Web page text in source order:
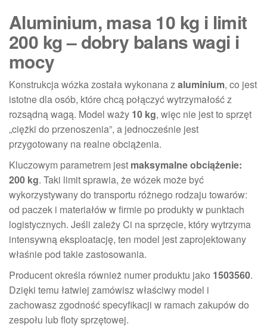
Aluminium, masa 10 kg i limit
200 kg – dobry balans wagi i
mocy
Konstrukcja wózka została wykonana zaluminium, co jest
istotne dla osób, które chcą połączyć wytrzymałość z
rozsądną wagą. Model waży 10 kg, więc nie jest to sprzęt
„ciężki do przenoszenia”, a jednocześnie jest
przygotowany na realne obciążenia.
Kluczowym parametrem jest maksymalne obciążenie:
200 kg. Taki limit sprawia, że wózek może być
wykorzystywany do transportu różnego rodzaju towarów:
od paczek i materiałów w firmie po produkty w punktach
logistycznych. Jeśli zależy Ci na sprzęcie, który wytrzyma
intensywną eksploatację, ten model jest zaprojektowany
właśnie pod takie zastosowania.
Producent określa również numer produktu jako 1503560.
Dzięki temu łatwiej zamówisz właściwy model i
zachowasz zgodność specyfikacji w ramach zakupów do
zespołu lub floty sprzętowej.